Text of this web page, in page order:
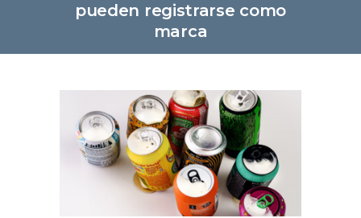
pueden registrarse como
marca